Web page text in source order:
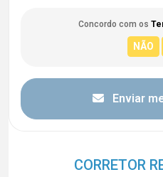
Concordo com os
Enviar
CORRETOR